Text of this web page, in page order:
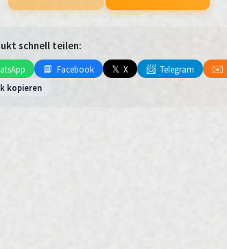
schnell teilen:
📘 Facebook 𝕏 X 📨 Telegram ✉️
kopieren